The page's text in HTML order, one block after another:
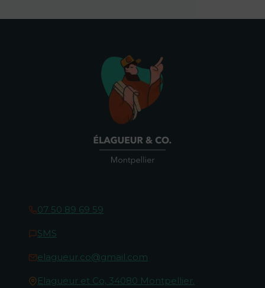
07 50 89 69 59
SMS
elagueur.co@gmail.com
Elagueur et Co, 34080 Montpellier.